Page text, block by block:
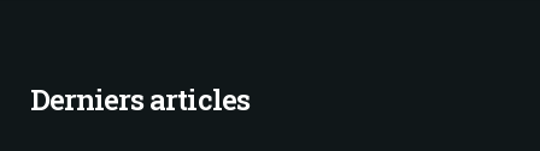
Derniers articles